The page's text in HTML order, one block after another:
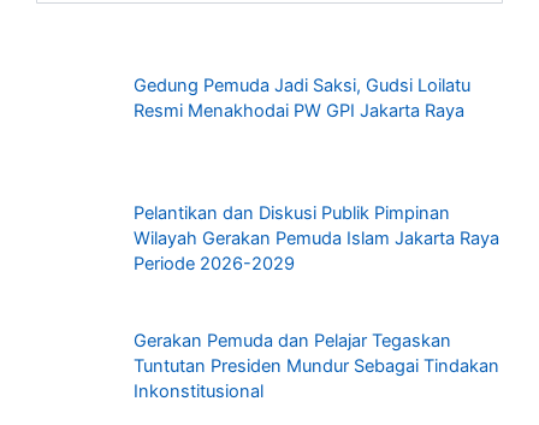
Gedung Pemuda Jadi Saksi, Gudsi Loilatu
Resmi Menakhodai PW GPI Jakarta Raya
Pelantikan dan Diskusi Publik Pimpinan
Wilayah Gerakan Pemuda Islam Jakarta Raya
Periode 2026-2029
Gerakan Pemuda dan Pelajar Tegaskan
Tuntutan Presiden Mundur Sebagai Tindakan
Inkonstitusional